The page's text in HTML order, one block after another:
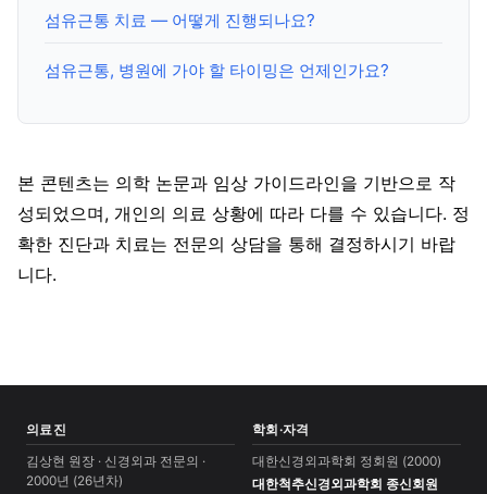
섬유근통 치료 — 어떻게 진행되나요?
섬유근통, 병원에 가야 할 타이밍은 언제인가요?
본 콘텐츠는 의학 논문과 임상 가이드라인을 기반으로 작
성되었으며, 개인의 의료 상황에 따라 다를 수 있습니다. 정
확한 진단과 치료는 전문의 상담을 통해 결정하시기 바랍
니다.
의료진
김상현 원장 · 신경외과 전문의 ·
2000년 (26년차)
학회·자격
대한신경외과학회 정회원 (2000)
대한척추신경외과학회 종신회원